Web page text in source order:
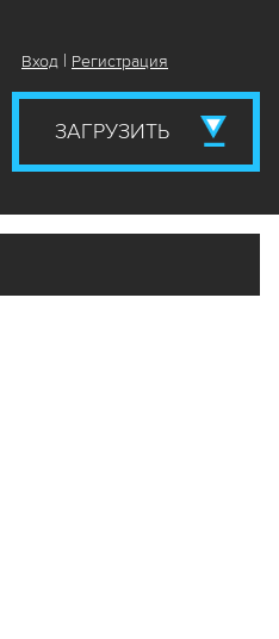
Вход | Регистрация
ЗАГРУЗИТЬ